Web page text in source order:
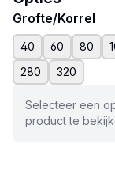
Grofte/Korrel
40 60 80
280
320
Selecteer een
product te